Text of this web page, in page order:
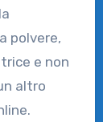
polvere,
e non
altro